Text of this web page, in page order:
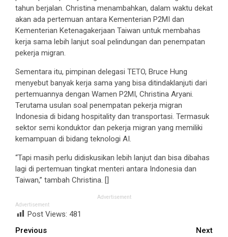
tahun berjalan. Christina menambahkan, dalam waktu dekat
akan ada pertemuan antara Kementerian P2MI dan
Kementerian Ketenagakerjaan Taiwan untuk membahas
kerja sama lebih lanjut soal pelindungan dan penempatan
pekerja migran.
Sementara itu, pimpinan delegasi TETO, Bruce Hung
menyebut banyak kerja sama yang bisa ditindaklanjuti dari
pertemuannya dengan Wamen P2MI, Christina Aryani.
Terutama usulan soal penempatan pekerja migran
Indonesia di bidang hospitality dan transportasi. Termasuk
sektor semi konduktor dan pekerja migran yang memiliki
kemampuan di bidang teknologi AI.
“Tapi masih perlu didiskusikan lebih lanjut dan bisa dibahas
lagi di pertemuan tingkat menteri antara Indonesia dan
Taiwan,” tambah Christina. []
Advertisement
Advertisement
Post Views: 481
Continue
Previous
Next